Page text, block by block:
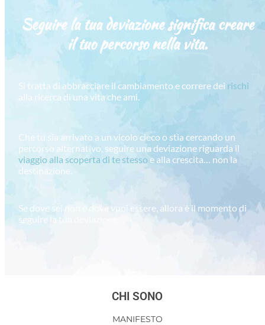
Seguire la tua deviazione significa creare
il tuo percorso nella vita.
Si tratta di abbracciare il cambiamento e correre dei rischi
alla ricerca di una vita che ami.
Che tu sia arrivato a un vicolo cieco o stia cercando un
percorso alternativo, seguire una deviazione riguarda il
viaggio alla scoperta di te stesso e alla crescita… non la
destinazione.
Se dove sei non è dove vuoi essere, allora è il momento di
seguire la tua deviazione…
CHI SONO
MANIFESTO